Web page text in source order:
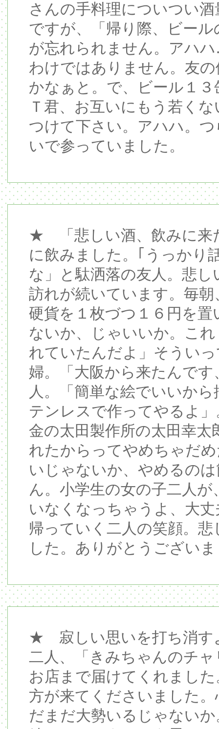
さんの手料理についつい
ですが、「帰り際、ビー
が忘れられません。アハ
わけではありません。友
かなぁと。で、ビール１
Ｔ君、お互いにもう若く
つけて下さい。アハハ。
いで参っていました。
★ 「悲しい酒、飲みに来
に飲みました。｢うっかり
な」と駄洒落の友人。悲
訪れが続いています。毎
硬貨を１枚づつ１６円を
ないか、じゃいいか。こ
れていたんだよ」そうい
婦。「大阪から来たんで
人。「簡単な絵でいいか
テンレスで作ってやるよ
金の太田製作所の太田幸
れたからってやめちゃだ
いじゃないか、やめるの
ん。小学生の女の子二人
いなくなっちゃうよ、大
帰っていく二人の笑顔。
した。ありがとうござい
★ 寂しい思いを打ち消す
二人、「きみちゃんのチ
お店まで届けてくれまし
方が来てくださいました
だまだ大勢いるじゃない